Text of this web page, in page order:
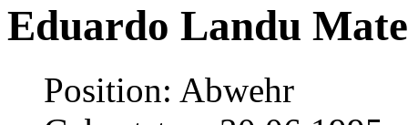
Eduardo Landu
Position: Abwehr